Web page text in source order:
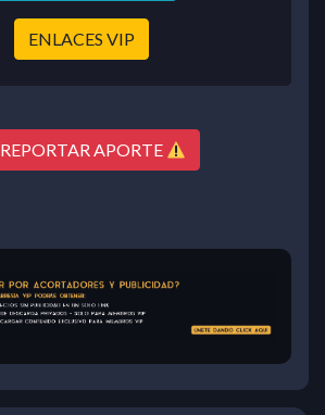
ENLACES VIP
REPORTAR APORTE